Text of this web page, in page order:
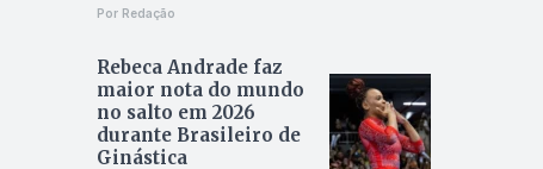
Por Redação
Rebeca Andrade faz
maior nota do mundo
no salto em 2026
durante Brasileiro de
Ginástica